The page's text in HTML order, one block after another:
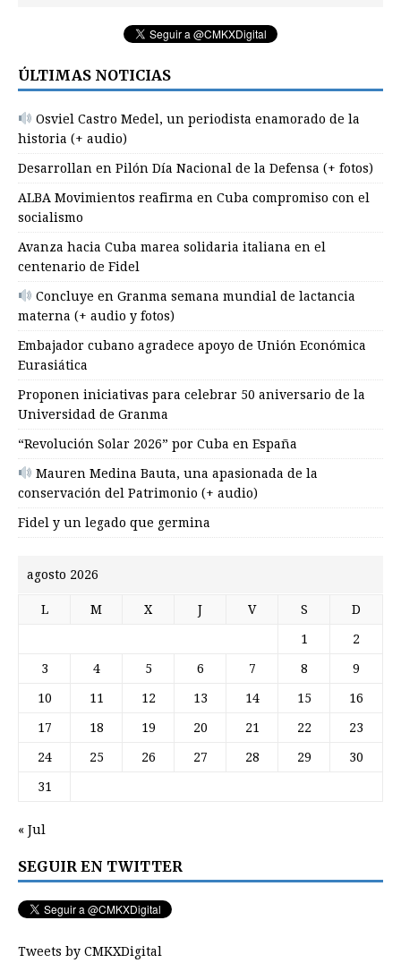
ÚLTIMAS NOTICIAS
Osviel Castro Medel, un periodista enamorado de la
historia (+ audio)
Desarrollan en Pilón Día Nacional de la Defensa (+ fotos)
ALBA Movimientos reafirma en Cuba compromiso con el
socialismo
Avanza hacia Cuba marea solidaria italiana en el
centenario de Fidel
Concluye en Granma semana mundial de lactancia
materna (+ audio y fotos)
Embajador cubano agradece apoyo de Unión Económica
Eurasiática
Proponen iniciativas para celebrar 50 aniversario de la
Universidad de Granma
“Revolución Solar 2026” por Cuba en España
Mauren Medina Bauta, una apasionada de la
conservación del Patrimonio (+ audio)
Fidel y un legado que germina
agosto 2026
L M X J V S D
1 2
3 4 5 6 7 8 9
10 11 12 13 14 15 16
17 18 19 20 21 22 23
24 25 26 27 28 29 30
31
« Jul
SEGUIR EN TWITTER
Tweets by CMKXDigital